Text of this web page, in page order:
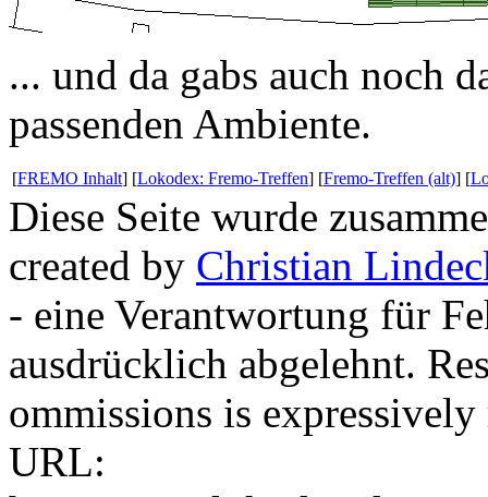
... und da gabs auch noch
passenden Ambiente.
[FREMO Inhalt] [Lokodex: Fremo-Treffen] [Fremo-Treffen (alt)] [
Diese Seite wurde
created by Christian
- eine Verantwortung für
ausdrücklich abgelehnt.
ommissions is expressively
URL: